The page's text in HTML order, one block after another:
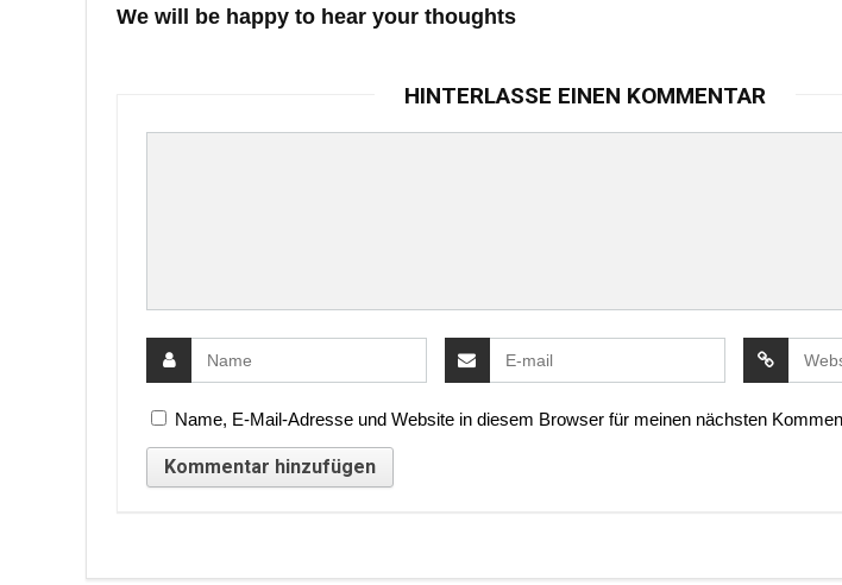
We will be happy to hear your thoughts
HINTERLASSE EINEN KOMMENTAR
Name, E-Mail-Adresse und Website in diesem Browser für meinen nächsten